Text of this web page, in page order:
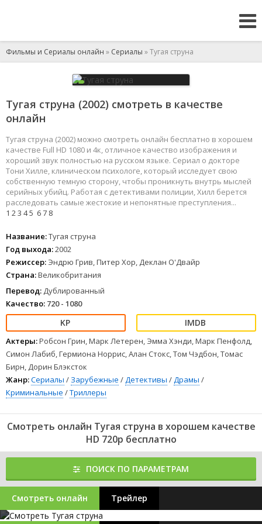
Фильмы и Сериалы онлайн » Сериалы » Тугая струна
Тугая струна (2002) смотреть в качестве
онлайн
Тугая струна (2002) можно смотреть онлайн бесплатно в хорошем
качестве Full HD 1080 и 4к, отличное качество изображения и
хороший звук полностью на русском языке. Сериал о докторе
Тони Хилле, клиническом психологе, который исследует свою
собственную темную сторону, чтобы проникнуть внутрь мыслей
серийных убийц. Работая с детективами полиции, Хилл берется
расследовать самые жестокие и непонятные преступления...
1 23 45 67 8
Название:Тугая струна
Год выхода:2002
Режиссер: Эндрю Грив, Питер Хор, Деклан О'Двайр
Страна:Великобритания
Перевод: Дублированный
Качество: 720 - 1080
Актеры:Робсон Грин, Марк Летерен, Эмма Хэнди, Марк Пенфолд,
Симон Лабиб, Гермиона Норрис, Алан Стокс, Том Чэдбон, Томас
Бирн, Дорин Блэксток
Жанр:Сериалы / Зарубежные /Детективы /Драмы /
Криминальные /Триллеры
Смотреть онлайн Тугая струна в хорошем качестве
HD 720p бесплатно
ПОИСК ПО ПАРАМЕТРАМ
Смотреть онлайн Трейлер